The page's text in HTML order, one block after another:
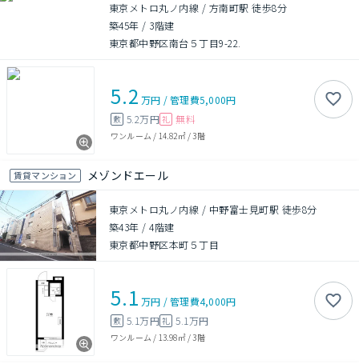
東京メトロ丸ノ内線 / 方南町駅 徒歩8分
築45年 / 3階建
東京都中野区南台５丁目9-22.
5.2 万円 /管理費5,000円
敷 5.2万円 礼 無料
ワンルーム / 14.82㎡/3階
賃貸マンション メゾンドエール
東京メトロ丸ノ内線 / 中野富士見町駅 徒歩8分
築43年 /4階建
東京都中野区本町５丁目
5.1 万円 /管理費4,000円
敷 5.1万円礼 5.1万円
ワンルーム / 13.98㎡/3階